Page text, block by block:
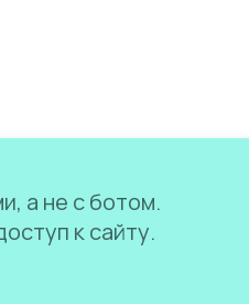
а не с ботом.
к сайту.